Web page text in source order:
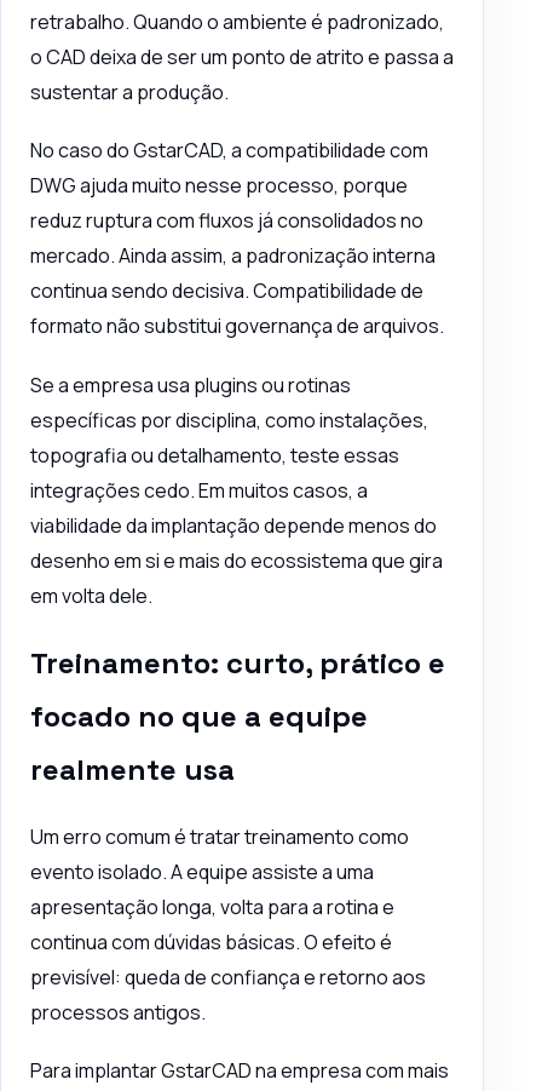
retrabalho. Quando o ambiente é padronizado,
o CAD deixa de ser um ponto de atrito e passa a
sustentar a produção.
No caso do GstarCAD, acompatibilidade com
DWGajuda muito nesse processo, porque
reduz ruptura com fluxos já consolidados no
mercado. Ainda assim, a padronização interna
continua sendo decisiva. Compatibilidade de
formato não substitui governança de arquivos.
Se a empresa usa plugins ou rotinas
específicas por disciplina, como instalações,
topografia ou detalhamento, teste essas
integrações cedo. Em muitos casos, a
viabilidade da implantação depende menos do
desenho em si e mais do ecossistema que gira
em volta dele.
Treinamento: curto, prático e
focado no que a equipe
realmente usa
Um erro comum é tratar treinamento como
evento isolado. A equipe assiste a uma
apresentação longa, volta para a rotina e
continua com dúvidas básicas. O efeito é
previsível: queda de confiança e retorno aos
processos antigos.
Para implantar GstarCAD na empresa com mais